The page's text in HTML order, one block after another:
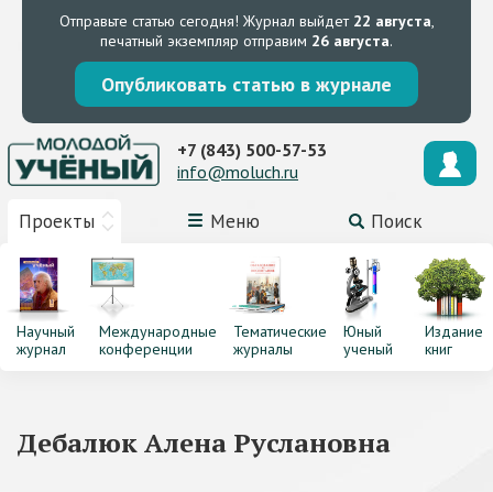
Отправьте статью сегодня! Журнал выйдет 22 августа,
печатный экземпляр отправим 26 августа.
Опубликовать статью в журнале
Проекты Меню Поиск
+7 (843) 500-57-53
info@moluch.ru
Научный
журнал
Международные
конференции
Тематические
журналы
Юный
ученый
Издание
книг
Дебалюк Алена Руслановна